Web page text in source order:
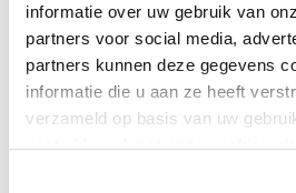
informatie over uw gebruik van
partners voor social media,
partners kunnen deze gegevens
informatie die u aan ze heeft
verzameld op basis van uw
gaat akkoord met onze cookies
MEER OVER